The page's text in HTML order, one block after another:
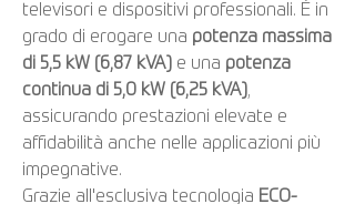
televisori e dispositivi professionali. È in
grado di erogare una potenza massima
di 5,5 kW (6,87 kVA) e una potenza
continua di 5,0 kW (6,25 kVA),
assicurando prestazioni elevate e
affidabilità anche nelle applicazioni più
impegnative.
Grazie all'esclusiva tecnologia ECO-